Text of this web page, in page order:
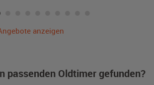
anzeigen
passenden Oldtimer gefunden?